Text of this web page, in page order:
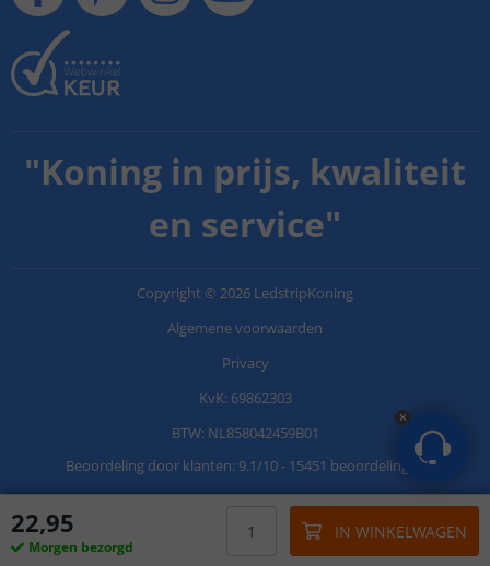
22,95
Morgen bezorgd
IN WINKELWAGEN
"Koning in prijs, kwaliteit
en service"
Copyright © 2026 LedstripKoning
Algemene voorwaarden
Privacy
KvK: 69862303
BTW: NL858042459B01
Beoordeling door klanten: 9.1/10- 15451 beoordelingen